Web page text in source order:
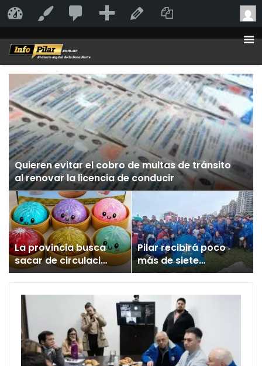
Quieren evitar el cobro de multas de tránsito
al renovar la licencia de conducir
La provincia busca
sacar de circulación
un juguete
«altamente tóxico»
Pilar recibirá poco
más de siete
millones para los
Juegos
Bonaerenses
InfoPilar Personalizar
moderación
Añadir Duplicate